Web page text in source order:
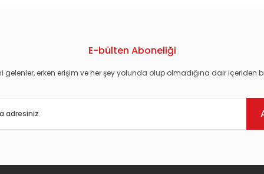
E-bülten Aboneliği
gelenler, erken erişim ve her şey yolunda olup olmadığına dair içeriden